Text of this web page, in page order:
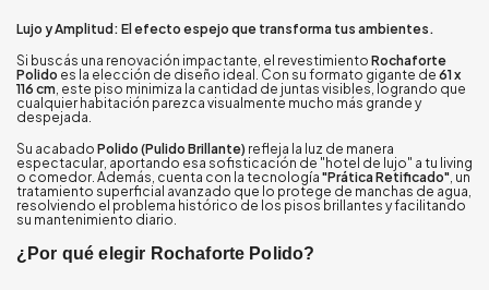
Lujo y Amplitud: El efecto espejo que transforma tus ambientes.
Si buscás una renovación impactante, el revestimiento Rochaforte
Polido es la elección de diseño ideal. Con su formato gigante de 61 x
116 cm , este piso minimiza la cantidad de juntas visibles, logrando que
cualquier habitación parezca visualmente mucho más grande y
despejada.
Su acabado Polido (Pulido Brillante) refleja la luz de manera
espectacular, aportando esa sofisticación de "hotel de lujo" a tu living
o comedor. Además, cuenta con la tecnología "Prática Retificado" , un
tratamiento superficial avanzado que lo protege de manchas de agua,
resolviendo el problema histórico de los pisos brillantes y facilitando
su mantenimiento diario.
¿Por qué elegir Rochaforte Polido?